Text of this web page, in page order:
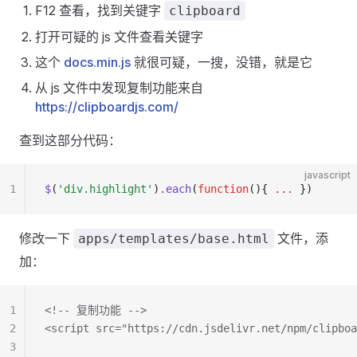
F12 查看，找到关键字 clipboard
打开可疑的 js 文件查看关键字
这个 docs.min.js 就很可疑，一搜，没错，就是它
从 js 文件中发现复制功能来自
https://clipboardjs.com/
查到这部分代码：
javascript
$( 'div.highlight' ) .each(function(){ ... })
1
修改一下 apps/templates/base.html
文件，添
加：
<!-- 复制功能 -->
<script src="https://cdn.jsdelivr.net/npm/
1
2
3